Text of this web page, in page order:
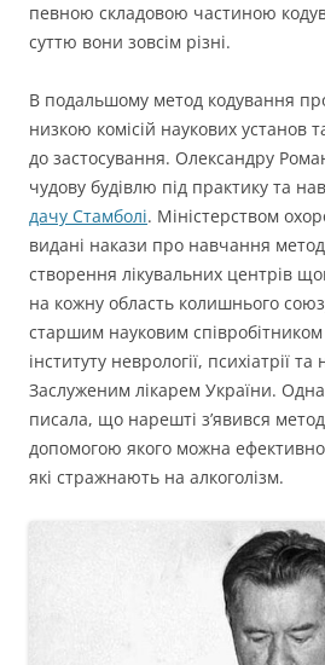
певною складовою частиною
суттю вони зовсім різні.
В подальшому метод кодування
низкою комісій наукових установ
до застосування. Олександру
чудову будівлю під практику та
дачу Стамболі. Міністерством
видані накази про навчання
створення лікувальних центрів
на кожну область колишнього
старшим науковим співробітником
інституту неврології, психіатрії та
Заслуженим лікарем України.
писала, що нарешті з’явився
допомогою якого можна
які стражнають на алкоголізм.